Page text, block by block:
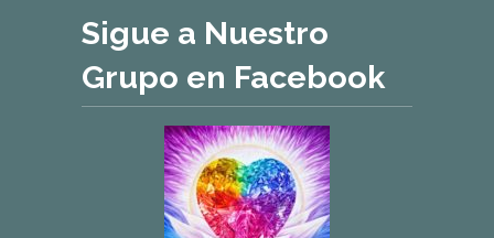
Sigue a Nuestro
Grupo en Facebook